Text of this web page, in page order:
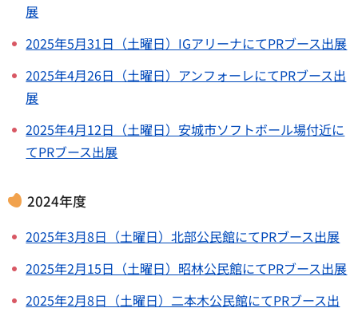
展
2025年5月31日（土曜日）IGアリーナにてPRブース出展
2025年4月26日（土曜日）アンフォーレにてPRブース出
展
2025年4月12日（土曜日）安城市ソフトボール場付近に
てPRブース出展
2024年度
2025年3月8日（土曜日）北部公民館にてPRブース出展
2025年2月15日（土曜日）昭林公民館にてPRブース出展
2025年2月8日（土曜日）二本木公民館にてPRブース出